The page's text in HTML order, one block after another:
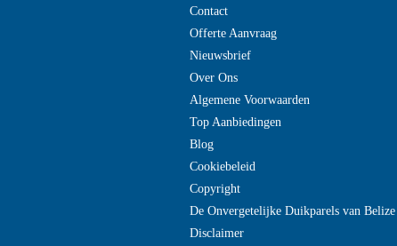
Contact
Offerte Aanvraag
Nieuwsbrief
Over Ons
Algemene Voorwaarden
Top Aanbiedingen
Blog
Cookiebeleid
Copyright
De Onvergetelijke Duikparels van
Disclaimer